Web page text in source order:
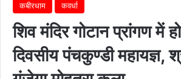
कबीरधाम कवर्धा
शिव मंदिर गोटान प्रांगण में
दिवसीय पंचकुण्डी महायज्ञ,